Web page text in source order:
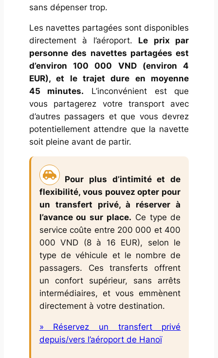
sans dépenser trop.
Les navettes partagées sont disponibles
directement à l’aéroport. Le prix par
personne des navettes partagées est
d’environ 100 000 VND (environ 4
EUR), et le trajet dure en moyenne
45 minutes. L’inconvénient est que
vous partagerez votre transport avec
d’autres passagers et que vous devrez
potentiellement attendre que la navette
soit pleine avant de partir.
Pour plus d’intimité et de
flexibilité, vous pouvez opter pour
un transfert privé, à réserver à
l’avance ou sur place. Ce type de
service coûte entre 200 000 et 400
000 VND (8 à 16 EUR), selon le
type de véhicule et le nombre de
passagers. Ces transferts offrent
un confort supérieur, sans arrêts
intermédiaires, et vous emmènent
directement à votre destination.
» Réservez un transfert privé
depuis/vers l’aéroport de Hanoï